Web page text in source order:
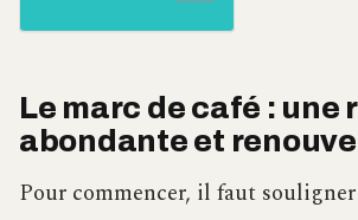
Le marc de café : une
abondante et
Pour commencer, il faut